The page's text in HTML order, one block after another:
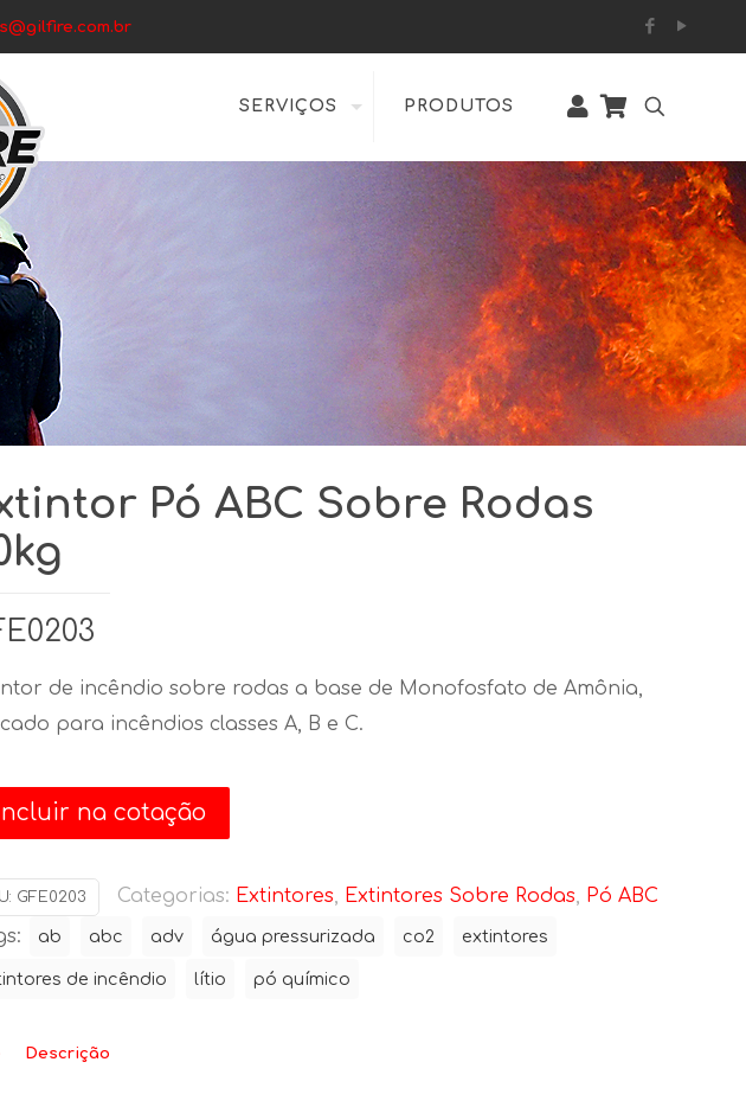
SERVIÇOS PRODUTOS
Pó ABC Sobre Rodas
de incêndio sobre rodas a base de Monofosfato de Amônia,
para incêndios classes A, B e C.
Incluir na cotação
GFE0203 Categorias: Extintores, Extintores Sobre Rodas, Pó ABC
ab abc adv água pressurizada co2 extintores
de incêndio lítio pó químico
Descrição